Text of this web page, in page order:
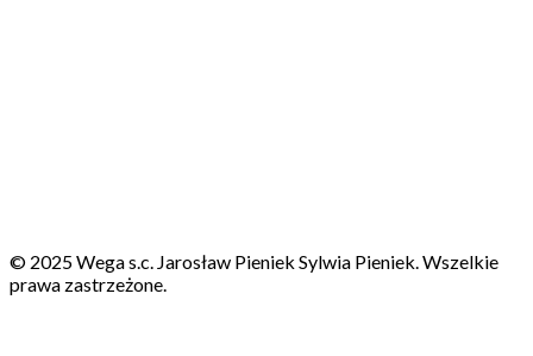
© 2025 Wega s.c. Jarosław Pieniek Sylwia Pieniek. Wszelkie
prawa zastrzeżone.